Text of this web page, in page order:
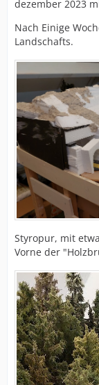
dezember 2023
Nach Einige
Landschafts.
Styropur, mit
Vorne der